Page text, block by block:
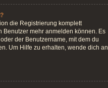
die Registrierung komplett
Benutzer mehr anmelden können. Es
der Benutzername, mit dem du
Um Hilfe zu erhalten, wende dich an